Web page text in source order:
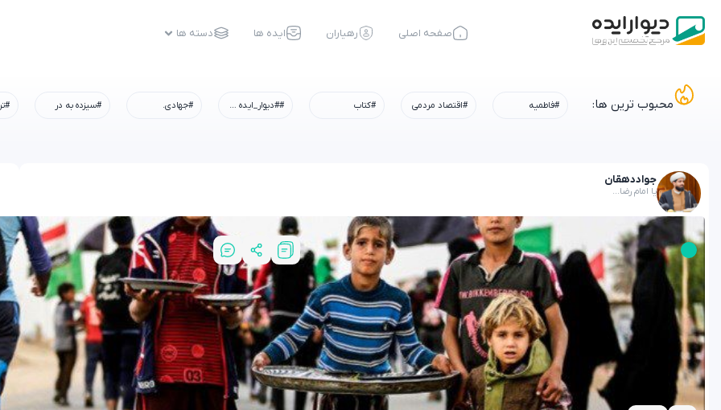
صفحه اصلی رهیاران ایده ها دسته ها
محبوب ترین ها: #فاطمیه #اقتصاد مردمی #کتاب ##دیوار_ایده #رسم_میزبانی #شهادت_امام_رضا #همه_خادم_الرضاییم #جهادی. #سیزده به در
جواددهقان
یا امام رضا...